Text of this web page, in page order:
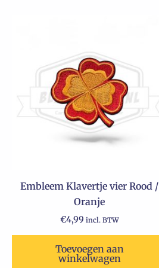
Embleem Klavertje vier Rood /
Oranje
€4,99 incl. BTW
Toevoegen aan
winkelwagen